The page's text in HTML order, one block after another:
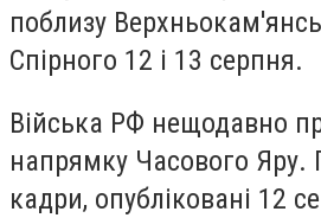
поблизу
Спірного 12 і 13 серпня.
Війська РФ нещодавно
напрямку Часового Яру.
кадри, опубліковані 12